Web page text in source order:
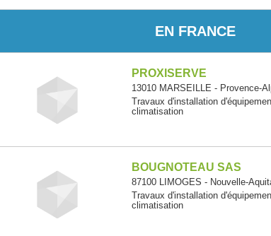
EN FRANCE
PROXISERVE
13010 MARSEILLE - Provence-
Travaux d'installation
climatisation
BOUGNOTEAU SAS
87100 LIMOGES - Nouvelle-
Travaux d'installation
climatisation